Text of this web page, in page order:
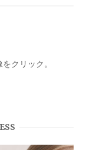
クリック。